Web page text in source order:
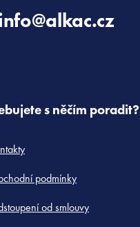
s něčím poradit?
podmínky
od smlouvy